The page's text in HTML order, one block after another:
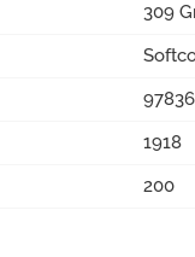
309
1918
200